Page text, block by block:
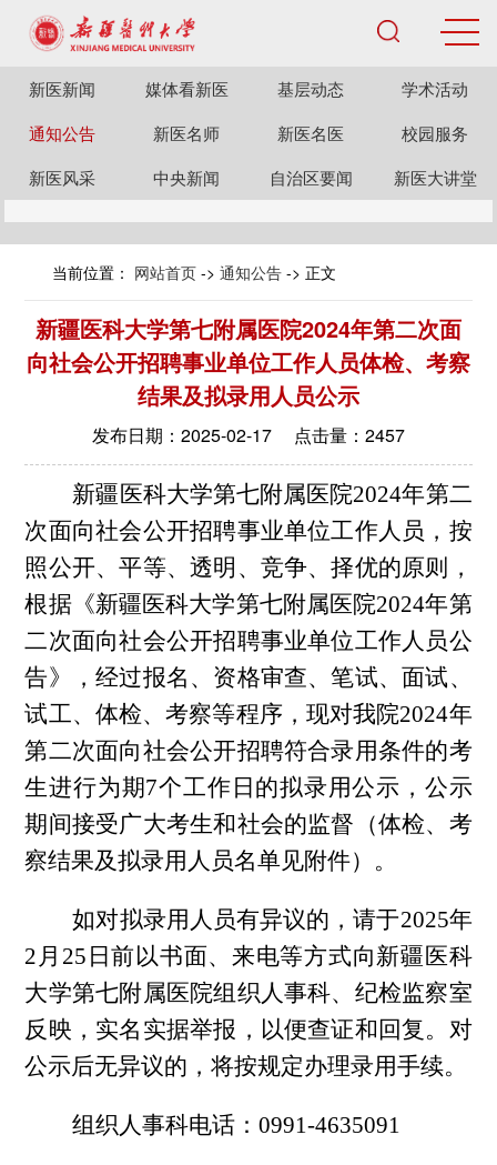
新医新闻 媒体看新医 基层动态
学术活动
通知公告
新医名师 新医名医
校园服务
新医风采
中央新闻 自治区要闻 新医大讲堂
当前位置： 网站首页 ->通知公告 -> 正文
新疆医科大学第七附属医院2024年第二次面
向社会公开招聘事业单位工作人员体检、考察
结果及拟录用人员公示
发布日期：2025-02-17 点击量： 2457
新疆医科大学第七附属医院2024年第二
次面向社会公开招聘事业单位工作人员， 按
照公开、平等、透明、竞争、择优的原则，
根据《新疆医科大学第七附属医院2024年第
二次面向社会公开招聘事业单位工作人员公
告》
，经过报名、资格审查、笔试、面试、
试工、体检、考察等程序，现对我院2024年
第二次面向社会公开招聘符合录用条件的考
生进行为期7个工作日的拟录用公示，公示
期间接受广大考生和社会的监督（体检、考
察结果及拟录用人员名单见附件）。
如对拟录用人员有异议的，请于2025年
2 月 25 日前以书面、来电等方式向新疆医科
大学第七附属医院组织人事科、纪检监察室
反映，实名实据举报，以便查证和回复。对
公示后无异议的，将按规定办理录用手续。
组织人事科电话：0991-4635091